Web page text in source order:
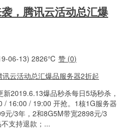
，腾讯云活动总汇爆
06-13) 2826℃ 赞 (0)
2019.6.13爆品秒杀每日5场秒杀，
/ 16:00 / 19:00 开抢。1核1G服务器
元/3年，2和8G5M带宽2898元/3
支持退款；...